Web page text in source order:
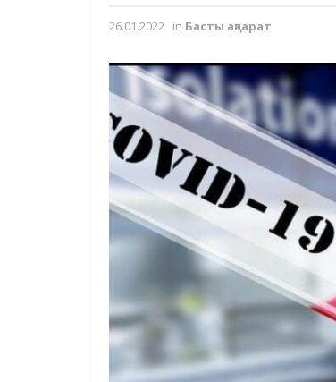
26.01.2022 in Басты ақпарат